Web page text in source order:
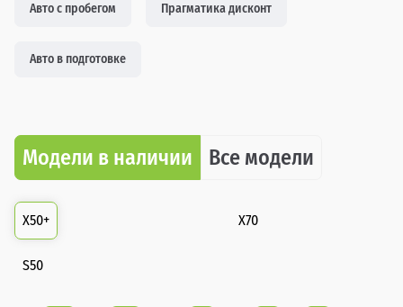
Авто с пробегом Прагматика дисконт
Авто в подготовке
Модели в наличии Все модели
X50+ X70
S50